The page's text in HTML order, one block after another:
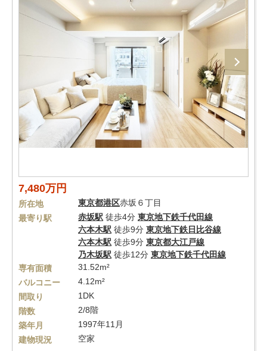
7,480万円
所在地 東京都港区赤坂６丁目
最寄り駅
赤坂駅 徒歩4分 東京地下鉄千代田線
六本木駅 徒歩9分 東京地下鉄日比谷線
六本木駅 徒歩9分 東京都大江戸線
乃木坂駅 徒歩12分 東京地下鉄千代田線
専有面積
31.52m²
バルコニー
4.12m²
間取り
1DK
階数
2/8階
築年月
1997年11月
建物現況
空家